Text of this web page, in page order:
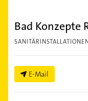
Bad Konzepte
E-Mail